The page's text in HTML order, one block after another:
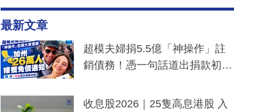
最新文章
超模夫婦捐5.5億「神操作」註
銷債務！憑一句話道出捐款初
一度被誤當詐騙手段
收息股2026｜25隻高息港股 入